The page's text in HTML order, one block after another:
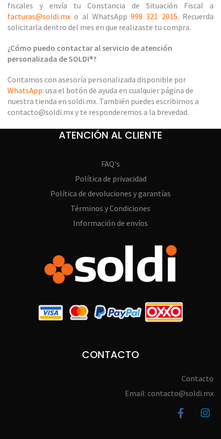
fiscales y envía tu Constancia de Situación Fiscal a
facturas@soldi.mx o al WhatsApp998 321 2015. Recuerda
solicitarla dentro del mes en que realizaste tu compra.
¿Cómo puedo contactar al servicio de atención
personalizada de SOLDI®?
Contamos con asesoría personalizada disponible por
WhatsApp: usa el botón de ayuda en cualquier página de
nuestra tienda en soldi.mx. También puedes escribirnos a
contacto@soldi.mx y te responderemos a la brevedad.
ATENCIÓN AL CLIENTE
FAQ's
Política de privacidad
Política de devoluciones y garantías
Términos y Condiciones
Información de envíos
CONTACTO
Contacto
Email: contacto@soldi.mx